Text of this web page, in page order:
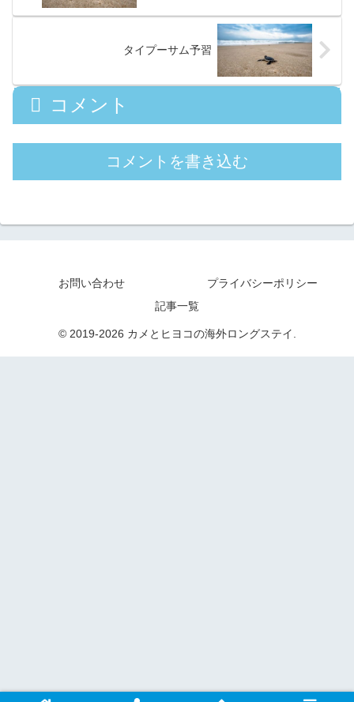
タイプーサム予習
コメント
コメントを書き込む
お問い合わせ
プライバシーポリシー
記事一覧
© 2019-2026 カメとヒヨコの海外ロングステイ.